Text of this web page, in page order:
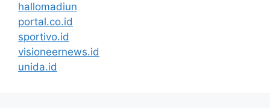
hallomadiun
portal.co.id
sportivo.id
visioneernews.id
unida.id